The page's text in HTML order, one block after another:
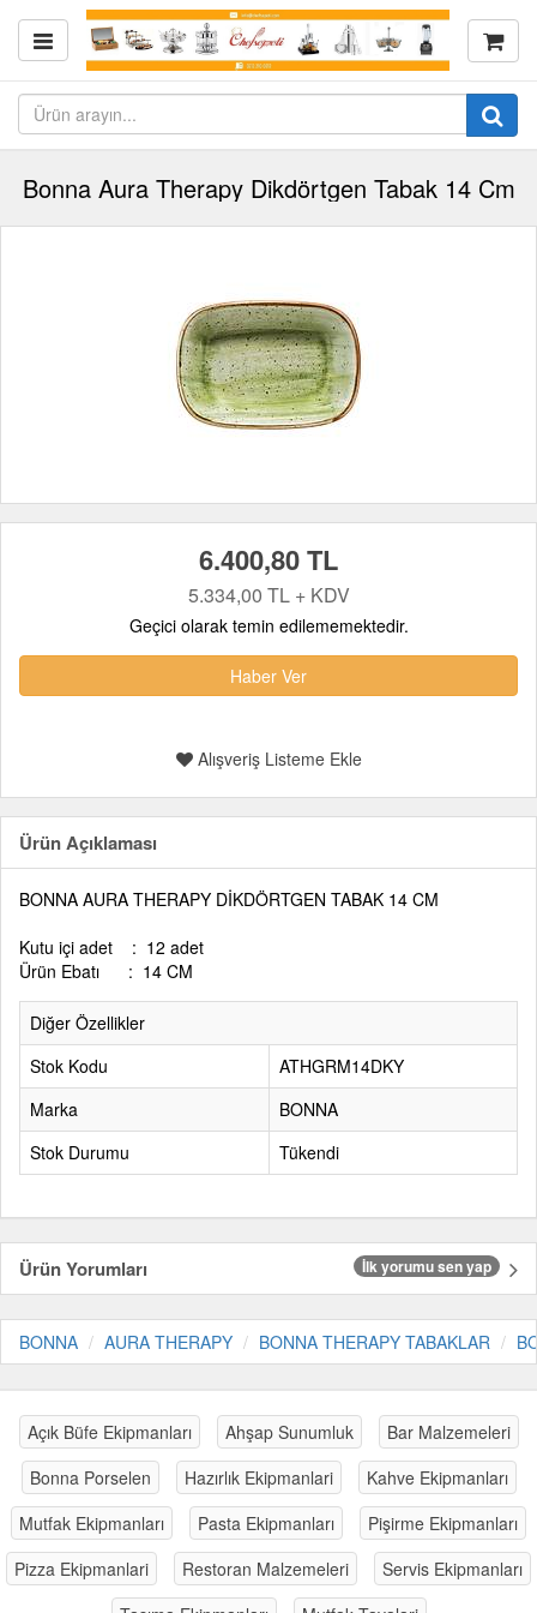
Bonna Aura Therapy Dikdörtgen Tabak 14 Cm
6.400,80 TL
5.334,00 TL + KDV
Geçici olarak temin edilememektedir.
Haber Ver
Alışveriş Listeme Ekle
Ürün Açıklaması
BONNA AURA THERAPY DİKDÖRTGEN TABAK 14 CM
Kutu içi adet : 12 adet
Ürün Ebatı : 14 CM
Diğer Özellikler
Stok Kodu
ATHGRM14DKY
Marka
BONNA
Stok Durumu
Tükendi
Ürün Yorumları İlk yorumu sen yap
BONNA AURA THERAPY BONNA THERAPY TABAKLAR
Açık Büfe Ekipmanları Ahşap Sunumluk
Bar Malzemeleri
Bonna Porselen
Hazırlık Ekipmanlari
Kahve Ekipmanları
Mutfak Ekipmanları
Pasta Ekipmanları
Pişirme Ekipmanları
Pizza Ekipmanlari
Restoran Malzemeleri
Servis Ekipmanları